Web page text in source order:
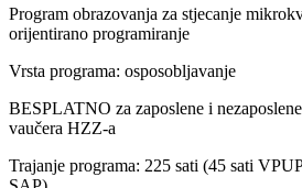
Program obrazovanja za stjecanje
orijentirano programiranje
Vrsta programa: osposobljavanje
BESPLATNO za zaposlene i
vaučera HZZ-a
Trajanje programa: 225 sati (45 sati